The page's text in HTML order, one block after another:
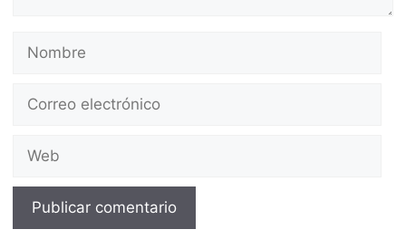
electrónico